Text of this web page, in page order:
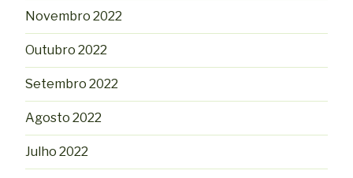
Novembro 2022
Outubro 2022
Setembro 2022
Agosto 2022
Julho 2022